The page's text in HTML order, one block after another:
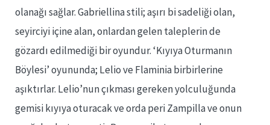
olanağı sağlar. Gabriellina stili; aşırı bi sadeliği olan,
seyirciyi içine alan, onlardan gelen taleplerin de
gözardı edilmediği bir oyundur. ‘Kıyıya Oturmanın
Böylesi’ oyununda; Lelio ve Flaminia birbirlerine
aşıktırlar. Lelio’nun çıkması gereken yolculuğunda
gemisi kıyıya oturacak ve orda peri Zampilla ve onun